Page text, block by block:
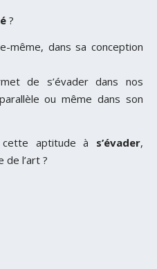
?
même, dans sa conception
de s’évader dans nos
ou même dans son
cette aptitude à s’évader,
de l’art ?